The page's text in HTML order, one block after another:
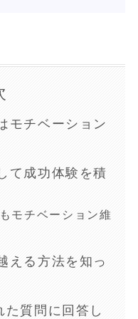
モチベーション
て成功体験を積
モチベーション維
える方法を知っ
質問に回答し